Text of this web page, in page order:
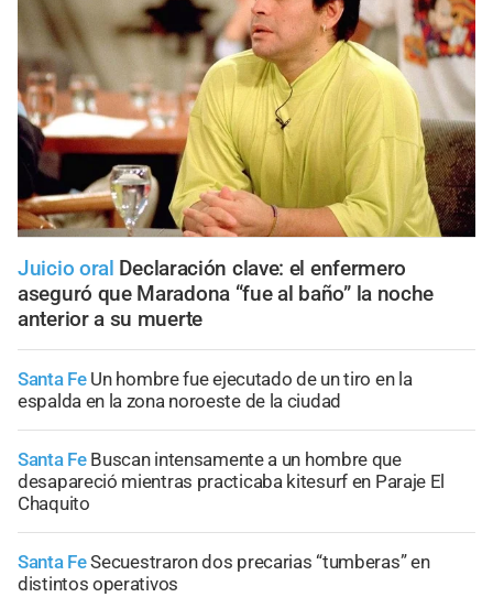
Juicio oral Declaración clave: el enfermero
aseguró que Maradona “fue al baño” la noche
anterior a su muerte
Santa Fe Un hombre fue ejecutado de un tiro en la
espalda en la zona noroeste de la ciudad
Santa Fe Buscan intensamente a un hombre que
desapareció mientras practicaba kitesurf en Paraje El
Chaquito
Santa FeSecuestraron dos precarias “tumberas” en
distintos operativos